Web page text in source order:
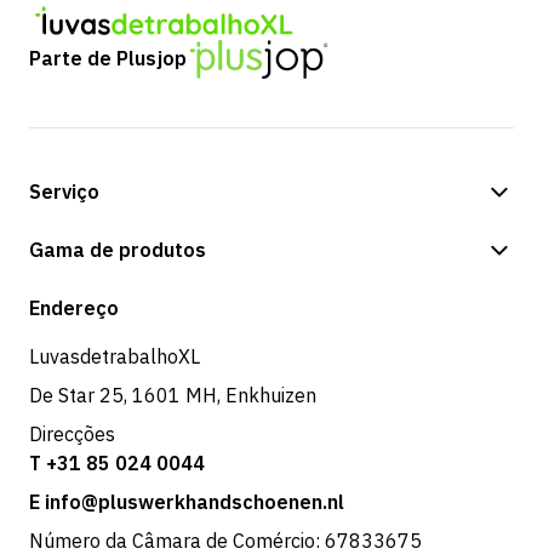
Parte de Plusjop
Serviço
Opções de pagamento
Devoluções e serviço
Gama de produtos
Loja
Endereço
LuvasdetrabalhoXL
De Star 25, 1601 MH, Enkhuizen
Direcções
T +31 85 024 0044
E info@pluswerkhandschoenen.nl
Número da Câmara de Comércio: 67833675